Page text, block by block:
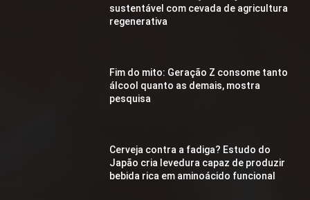
sustentável com cevada de agricultura
regenerativa
Fim do mito: Geração Z consome tanto
álcool quanto as demais, mostra
pesquisa
Cerveja contra a fadiga? Estudo do
Japão cria levedura capaz de produzir
bebida rica em aminoácido funcional